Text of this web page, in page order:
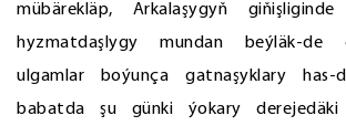
mübärekläp, Arkalaşygyň
hyzmatdaşlygy mundan beýläk-de
ulgamlar boýunça gatnaşyklary has-
babatda şu günki ýokary derejedäki